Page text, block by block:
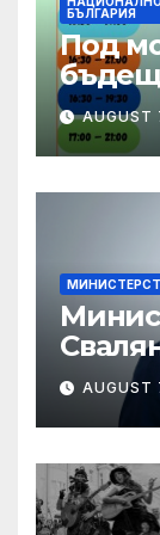
БЪЛГАРИЯ
Под
AUGUST